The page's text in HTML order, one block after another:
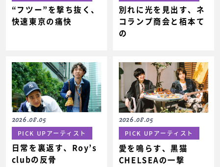
“フツー”を撃ち抜く、
快速東京の痛快
別れに光を見出す、ネ
コランプ商会と栢本て
の
2026.08.05
PICK UPアーティスト
日常を裏返す、Roy’s
clubの反骨
2026.08.05
PICK UPアーティスト
愛を鳴らす、黒猫
CHELSEAの一撃